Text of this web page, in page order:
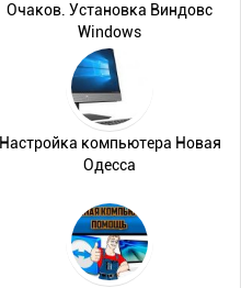
Очаков. Установка Виндовс
Windows
Настройка компьютера Новая
Одесса